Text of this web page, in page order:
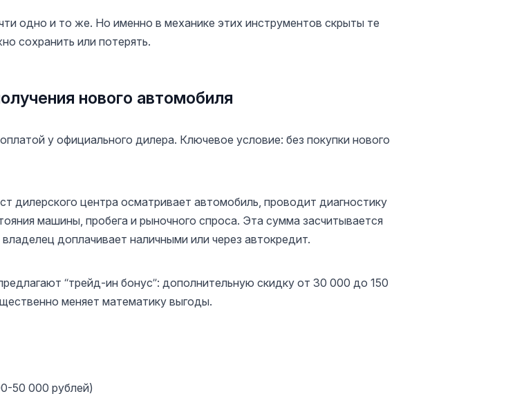
одно и то же. Но именно в механике этих инструментов скрыты те
сохранить или потерять.
нового автомобиля
у официального дилера. Ключевое условие: без покупки нового
дилерского центра осматривает автомобиль, проводит диагностику
машины, пробега и рыночного спроса. Эта сумма засчитывается
доплачивает наличными или через автокредит.
“трейд-ин бонус”: дополнительную скидку от 30 000 до 150
меняет математику выгоды.
50 000 рублей)